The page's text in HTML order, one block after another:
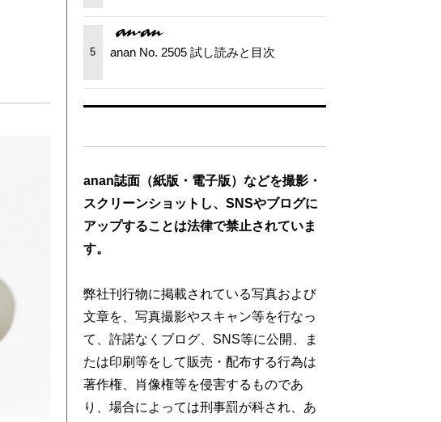
5 anan No. 2505 試し読みと目次
anan誌面（紙版・電子版）などを撮影・
スクリーンショットし、SNSやブログに
アップすることは法律で禁止されていま
す。
弊社刊行物に掲載されている写真および
文章を、写真撮影やスキャン等を行なっ
て、許諾なくブログ、SNS等に公開、ま
たは印刷等をして販売・配布する行為は
著作権、肖像権等を侵害するものであ
り、場合によっては刑事罰が科され、あ